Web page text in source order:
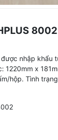
8002
nhập khẩu
1220mm x
hộp. Tình